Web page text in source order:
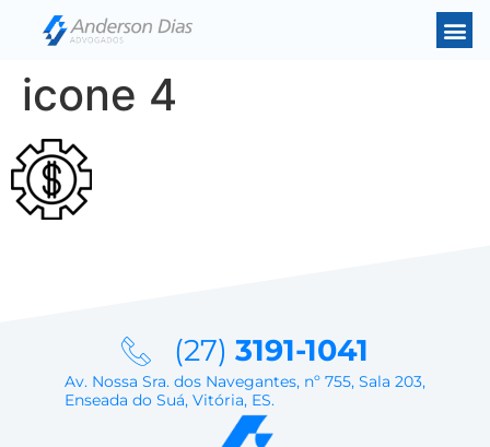
icone 4
(27) 3191-1041
Av. Nossa Sra. dos Navegantes, nº 755, Sala 203,
Enseada do Suá, Vitória, ES.